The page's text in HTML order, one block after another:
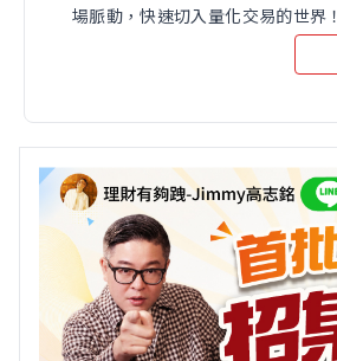
場脈動，快速切入量化交易的世界！